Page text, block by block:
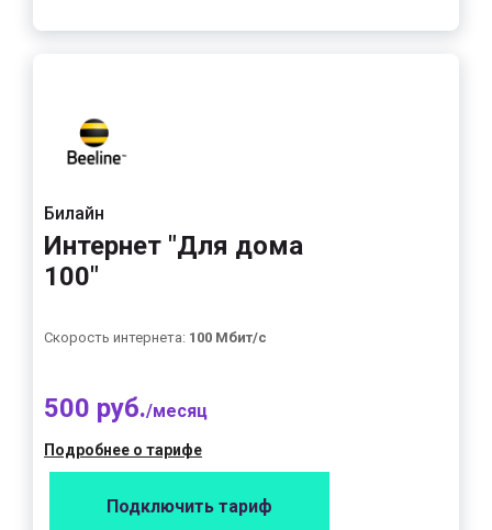
Билайн
Интернет "Для дома
100"
Скорость интернета: 100 Мбит/с
500 руб./месяц
Подробнее о тарифе
Подключить тариф